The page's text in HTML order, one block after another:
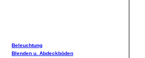
Beleuchtung
Blenden u. Abdeckböden